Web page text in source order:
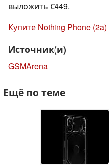
выложить €449.
Купите Nothing Phone
Источник(и)
GSMArena
Ещё по теме